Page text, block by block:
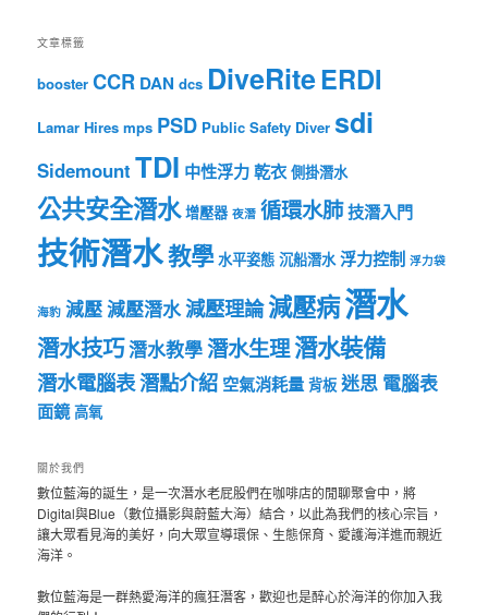
文章標籤
booster CCR DAN dcs DiveRiteERDI
Lamar Hires mps PSD Public Safety Diver sdi
Sidemount TDI 中性浮力乾衣 側掛潛水
公共安全潛水 增壓器 夜潛 循環水肺技潛入門
技術潛水教學 水平姿態 沉船潛水 浮力控制 浮力袋
海豹 減壓減壓潛水減壓理論減壓病潛水
潛水技巧潛水教學潛水生理潛水裝備
潛水電腦表潛點介紹 空氣消耗量 背板 迷思 電腦表
面鏡 高氧
關於我們
數位藍海的誕生，是一次潛水老屁股們在咖啡店的閒聊聚會中，將
Digital與Blue（數位攝影與蔚藍大海）結合，以此為我們的核心宗旨，
讓大眾看見海的美好，向大眾宣導環保、生態保育、愛護海洋進而親近
海洋。
數位藍海是一群熱愛海洋的瘋狂潛客，歡迎也是醉心於海洋的你加入我